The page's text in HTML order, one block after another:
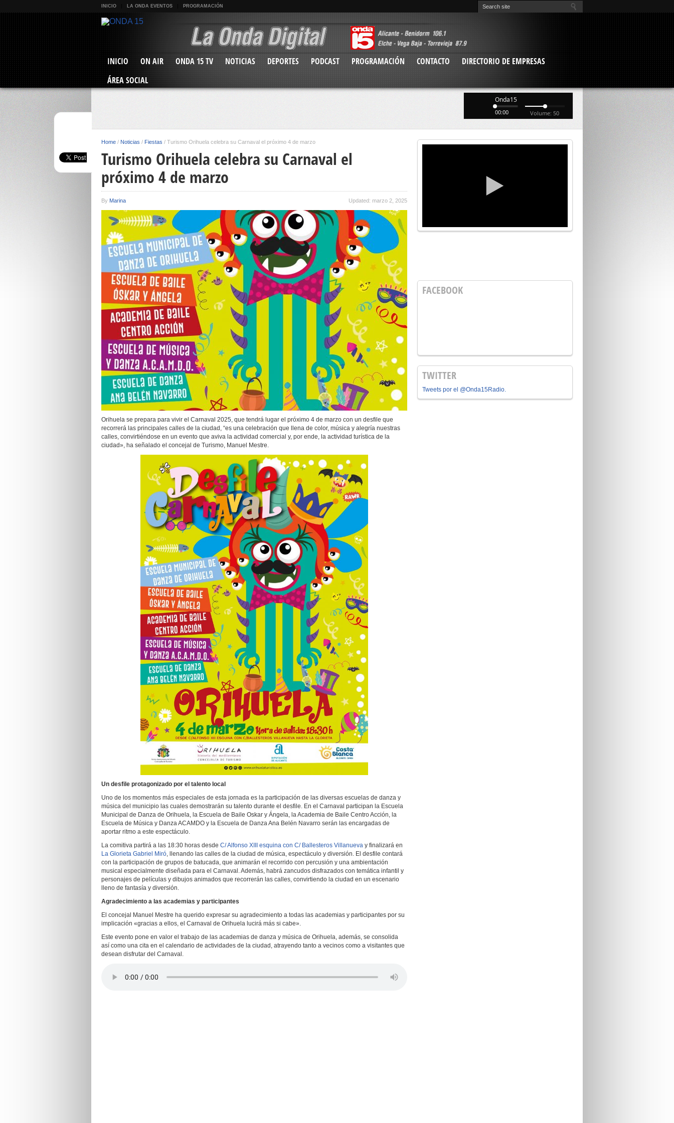
INICIO LA ONDA EVENTOS PROGRAMACIÓN
INICIO ON AIR ONDA 15 TV NOTICIAS DEPORTES PODCAST PROGRAMACIÓN CONTACTO
DIRECTORIO DE EMPRESAS
ÁREA SOCIAL
Onda15
00:00 Volume: 50
Home / Noticias / Fiestas / Turismo Orihuela celebra su Carnaval el próximo 4 de marzo
Turismo Orihuela celebra su Carnaval el
próximo 4 de marzo
By Marina Updated: marzo 2, 2025
Orihuela se prepara para vivir el Carnaval 2025, que tendrá lugar el próximo 4 de marzo con un desfile que
recorrerá las principales calles de la ciudad, “es una celebración que llena de color, música y alegría nuestras
calles, convirtiéndose en un evento que aviva la actividad comercial y, por ende, la actividad turística de la
ciudad», ha señalado el concejal de Turismo, Manuel Mestre.
Un desfile protagonizado por el talento local
Uno de los momentos más especiales de esta jornada es la participación de las diversas escuelas de danza y
música del municipio las cuales demostrarán su talento durante el desfile. En el Carnaval participan la Escuela
Municipal de Danza de Orihuela, la Escuela de Baile Oskar y Ángela, la Academia de Baile Centro Acción, la
Escuela de Música y Danza ACAMDO y la Escuela de Danza Ana Belén Navarro serán las encargadas de
aportar ritmo a este espectáculo.
La comitiva partirá a las 18:30 horas desde C/ Alfonso XIII esquina con C/ Ballesteros Villanueva y finalizará en
La Glorieta Gabriel Miró, llenando las calles de la ciudad de música, espectáculo y diversión. El desfile contará
con la participación de grupos de batucada, que animarán el recorrido con percusión y una ambientación
musical especialmente diseñada para el Carnaval. Además, habrá zancudos disfrazados con temática infantil y
personajes de películas y dibujos animados que recorrerán las calles, convirtiendo la ciudad en un escenario
lleno de fantasía y diversión.
Agradecimiento a las academias y participantes
El concejal Manuel Mestre ha querido expresar su agradecimiento a todas las academias y participantes por su
implicación «gracias a ellos, el Carnaval de Orihuela lucirá más si cabe».
Este evento pone en valor el trabajo de las academias de danza y música de Orihuela, además, se consolida
así como una cita en el calendario de actividades de la ciudad, atrayendo tanto a vecinos como a visitantes que
desean disfrutar del Carnaval.
FACEBOOK
TWITTER
Tweets por el @Onda15Radio.